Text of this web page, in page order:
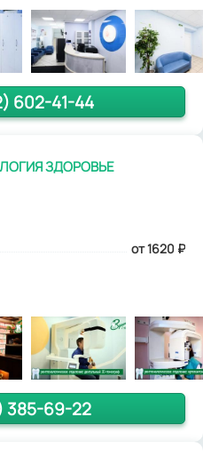
602-41-44
ЗДОРОВЬЕ
от 1620 ₽
385-69-22